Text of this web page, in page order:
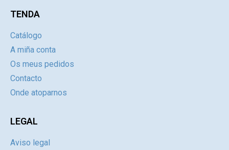
TENDA
Catálogo
A miña conta
Os meus pedidos
Contacto
Onde atoparnos
LEGAL
Aviso legal